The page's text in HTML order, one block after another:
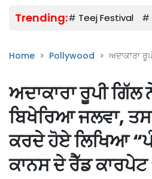
Trending:# Teej Festival #
Home Pollywood ਅਦਾਕਾਰਾ
ਅਦਾਕਾਰਾ ਰੂਪੀ ਗਿੱਲ
ਬਿਖੇਰਿਆ ਜਲਵਾ,
ਕਰਦੇ ਹੋਏ ਲਿਖਿਆ
ਕਾਨਸ ਦੇ ਰੈੱਡ ਕਾਰਪੇਟ